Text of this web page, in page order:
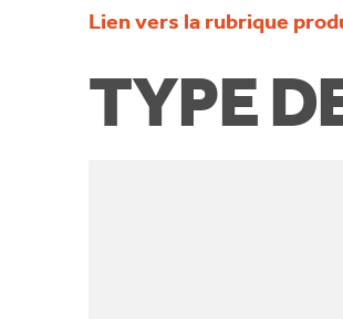
Lien vers la rubrique
TYPE